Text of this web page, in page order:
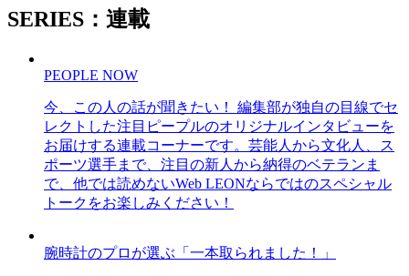
SERIES：連載
PEOPLE NOW
今、この人の話が聞きたい！ 編集部が独自の目線でセ
レクトした注目ピープルのオリジナルインタビューを
お届けする連載コーナーです。芸能人から文化人、ス
ポーツ選手まで、注目の新人から納得のベテランま
で、他では読めないWeb LEONならではのスペシャル
トークをお楽しみください！
腕時計のプロが選ぶ「一本取られました！」